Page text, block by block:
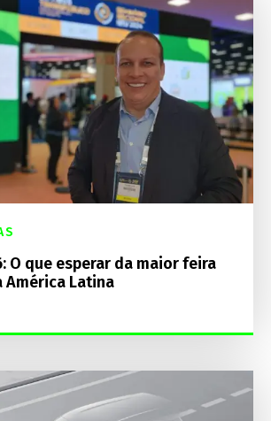
O que esperar da maior feira
América Latina